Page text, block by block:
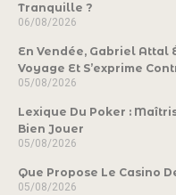
Tranquille ?
06/08/2026
En Vendée, Gabriel Attal
Voyage Et S’exprime
05/08/2026
Lexique Du Poker :
Bien Jouer
05/08/2026
Que Propose Le Casino
05/08/2026